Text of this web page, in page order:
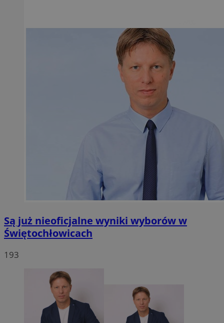
Są już nieoficjalne wyniki wyborów w
Świętochłowicach
193